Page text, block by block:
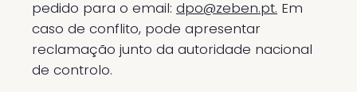
pedido para o email: dpo@zeben.pt. Em
caso de conflito, pode apresentar
reclamação junto da autoridade nacional
de controlo.